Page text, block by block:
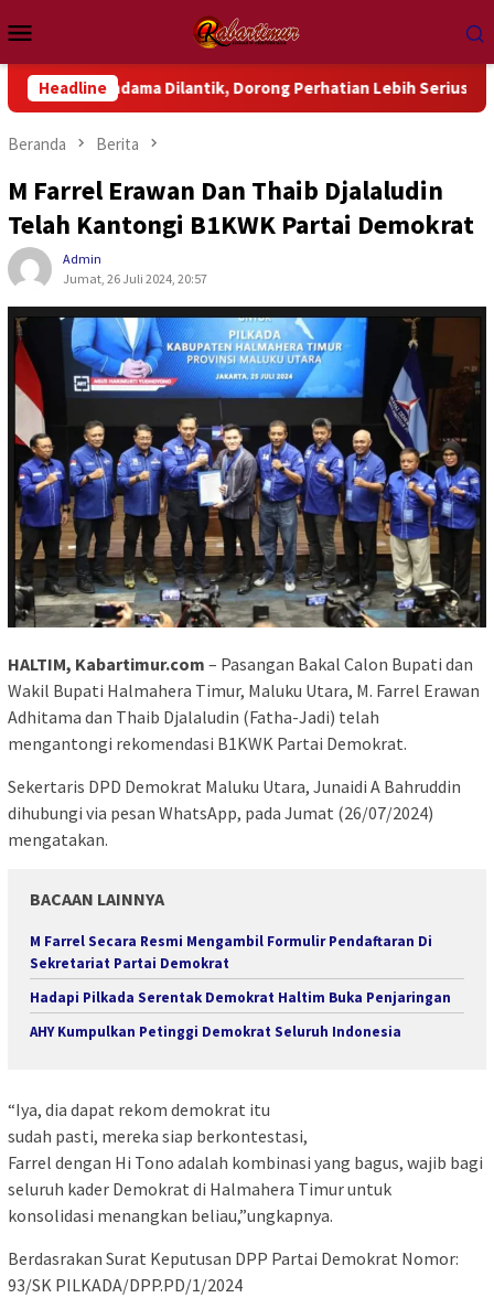
ke
kontenMobile
Headline
Dilantik, Dorong Perhatian Lebih Serius Terhadap Isu
Beranda Berita
M Farrel Erawan Dan Thaib Djalaludin
Telah Kantongi B1KWK Partai Demokrat
Admin
Jumat, 26 Juli 2024, 20:57
HALTIM, Kabartimur.com – Pasangan Bakal Calon Bupati dan
Wakil Bupati Halmahera Timur, Maluku Utara, M. Farrel Erawan
Adhitama dan Thaib Djalaludin (Fatha-Jadi) telah
mengantongi rekomendasi B1KWK Partai Demokrat.
Sekertaris DPD Demokrat Maluku Utara, Junaidi A Bahruddin
dihubungi via pesan WhatsApp, pada Jumat (26/07/2024)
mengatakan.
BACAAN LAINNYA
M Farrel Secara Resmi Mengambil Formulir Pendaftaran Di
Sekretariat Partai Demokrat
Hadapi Pilkada Serentak Demokrat Haltim Buka Penjaringan
AHY Kumpulkan Petinggi Demokrat Seluruh Indonesia
“Iya, dia dapat rekom demokrat itu
sudah pasti, mereka siap berkontestasi,
Farrel dengan Hi Tono adalah kombinasi yang bagus, wajib bagi
seluruh kader Demokrat di Halmahera Timur untuk
konsolidasi menangkan beliau,”ungkapnya.
Berdasrakan Surat Keputusan DPP Partai Demokrat Nomor:
93/SK PILKADA/DPP.PD/1/2024